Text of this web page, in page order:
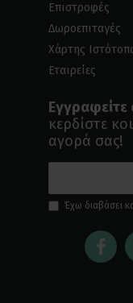
Επιστροφές
Δωροεπιταγές
Χάρτης
Εταιρείες
κερδίστε
αγορά σας!
Έχω διαβάσει